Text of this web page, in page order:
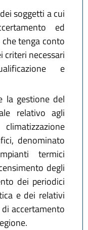
soggetti a cui
ed
tenga conto
criteri necessari
e
la gestione del
relativo agli
denominato
termici
degli
dei periodici
e dei relativi
accertamento